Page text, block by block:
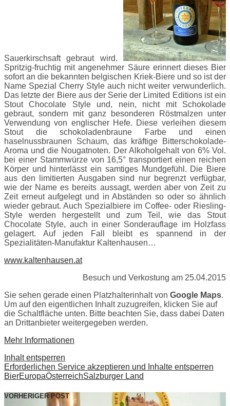
Sauerkirschsaft gebraut wird.
Spritzig-fruchtig mit angenehmer Säure erinnert dieses Bier
sofort an die bekannten belgischen Kriek-Biere und so ist der
Name Spezial Cherry Style auch nicht weiter verwunderlich.
Das letzte der Biere aus der Serie der Limited Editions ist ein
Stout Chocolate Style und, nein, nicht mit Schokolade
gebraut, sondern mit ganz besonderen Röstmalzen unter
Verwendung von englischer Hefe. Diese verleihen diesem
Stout die schokoladenbraune Farbe und einen
haselnussbraunen Schaum, das kräftige Bitterschokolade-
Aroma und die Nougatnoten. Der Alkoholgehalt von 6% Vol.
bei einer Stammwürze von 16,5° transportiert einen reichen
Körper und hinterlässt ein samtiges Mundgefühl. Die Biere
aus den limitierten Ausgaben sind nur begrenzt verfügbar,
wie der Name es bereits aussagt, werden aber von Zeit zu
Zeit erneut aufgelegt und in Abständen so oder so ähnlich
wieder gebraut. Auch Spezialbiere im Coffee- oder Riesling-
Style werden hergestellt und zum Teil, wie das Stout
Chocolate Style, auch in einer Sonderauflage im Holzfass
gelagert. Auf jeden Fall bleibt es spannend in der
Spezialitäten-Manufaktur Kaltenhausen…
www.kaltenhausen.at
Besuch und Verkostung am 25.04.2015
Sie sehen gerade einen Platzhalterinhalt von Google Maps.
Um auf den eigentlichen Inhalt zuzugreifen, klicken Sie auf
die Schaltfläche unten. Bitte beachten Sie, dass dabei Daten
an Drittanbieter weitergegeben werden.
Mehr Informationen
Inhalt entsperren
Erforderlichen Service akzeptieren und Inhalte entsperren
BierEuropaÖsterreichSalzburger Land
VORHERIGER POST